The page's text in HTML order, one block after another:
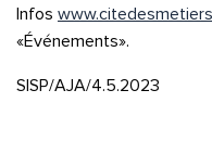
Infos
«Événements».
SISP/AJA/4.5.2023